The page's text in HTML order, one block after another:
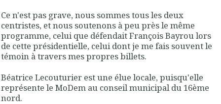
Ce n'est pas grave, nous sommes tous les deux
centristes, et nous soutenons à peu près le même
programme, celui que défendait François Bayrou lors
de cette présidentielle, celui dont je me fais souvent le
témoin à travers mes propres billets.
Béatrice Lecouturier est une élue locale, puisqu'elle
représente le MoDem au conseil municipal du 16ème
nord.